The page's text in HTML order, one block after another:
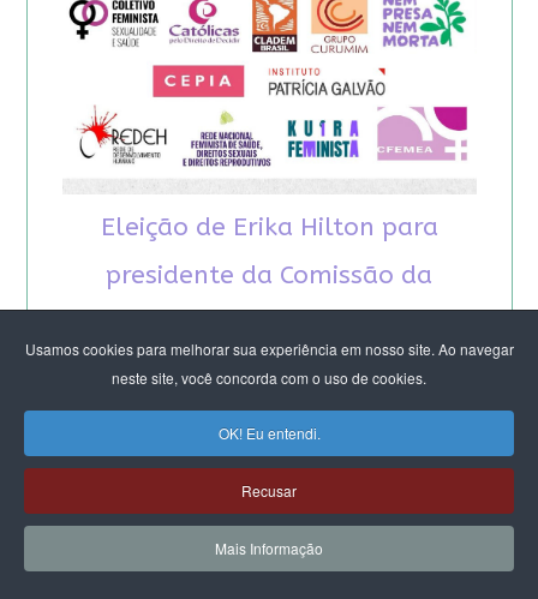
Usamos cookies para melhorar sua experiência em nosso site. Ao navegar
neste site, você concorda com o uso de cookies.
OK! Eu entendi.
Recusar
Mais Informação
Eleição de Erika Hilton para
presidente da Comissão da
para a democracia
RECOMENDAMOS A LEITURA